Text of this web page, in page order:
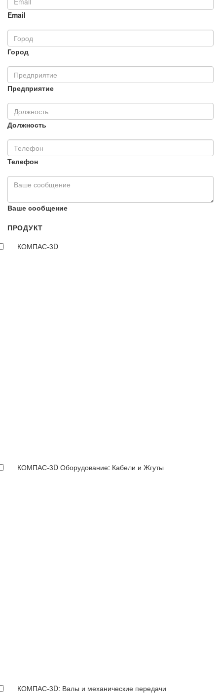
Email
Город
Предприятие
Должность
Телефон
Ваше сообщение
ПРОДУКТ
КОМПАС-3D
КОМПАС-3D Оборудование: Кабели и Жгуты
КОМПАС-3D: Валы и механические передачи